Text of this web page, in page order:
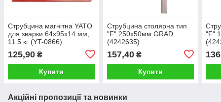
Струбцина магнітна YATO
для зварки 64х95х14 мм,
11.5 кг (YT-0866)
125,90 ₴
Купити
Струбцина столярна тип
"F" 250x50мм GRAD
(4242635)
157,40₴
Купити
"F"
136
Акційні пропозиції та новинки